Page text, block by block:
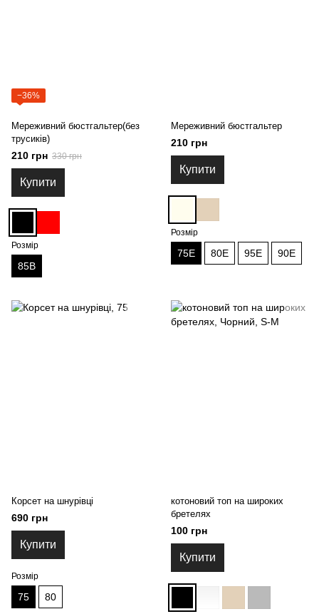
−36%
Мереживний бюстгальтер(без
трусиків)
210 грн 330 грн
Купити
Розмір
85В
Мереживний бюстгальтер
210 грн
Купити
Розмір
75Е 80Е 95Е 90Е
Корсет на шнурівці
690 грн
Купити
Розмір
75 80
котоновий топ на широких
бретелях
100 грн
Купити